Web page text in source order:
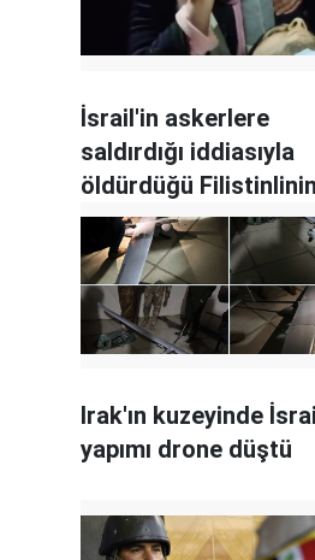
İsrail'in askerlere
saldırdığı iddiasıyla
öldürdüğü Filistinlinin
silahsız olduğu
çıktı
Irak'ın kuzeyinde İsrail
yapımı drone düştü